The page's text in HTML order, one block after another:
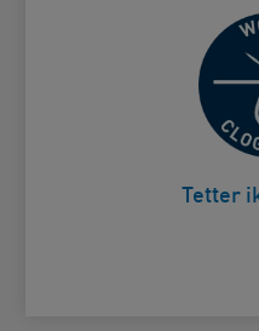
Tetter
Svider